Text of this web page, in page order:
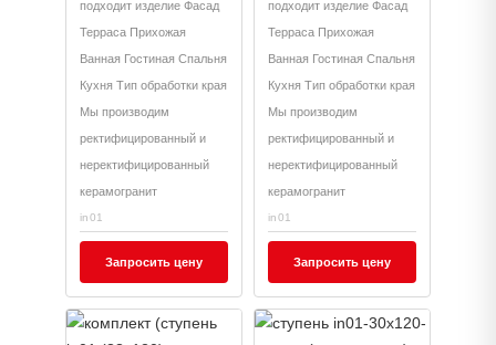
подходит изделие Фасад
Терраса Прихожая
Ванная Гостиная Спальня
Кухня Тип обработки края
Мы производим
ректифицированный и
неректифицированный
керамогранит
in01
Запросить цену
подходит изделие Фасад
Терраса Прихожая
Ванная Гостиная Спальня
Кухня Тип обработки края
Мы производим
ректифицированный и
неректифицированный
керамогранит
in01
Запросить цену